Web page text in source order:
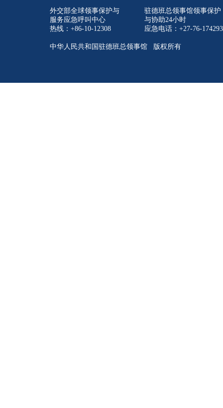
外交部全球领事保护与
服务应急呼叫中心
热线：+86-10-12308
驻德班总领事馆领事保护
与协助24小时
应急电话：+27-76-
中华人民共和国驻德班总领事馆 版权所有